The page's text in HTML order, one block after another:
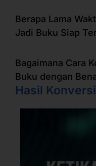
Berapa Lama
Jadi Buku Siap
Bagaimana Cara
Buku dengan
Hasil Konversi